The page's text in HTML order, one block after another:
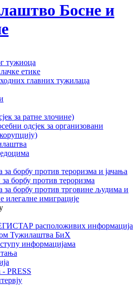
Босне и
тужиоца
етике
главних тужилаца
за ратне злочине)
одсјек за организовани
за борбу против тероризма и јачања
борбу против тероризма
за борбу против трговине људима и
илегалне имиграције
расположивих информација
Тужилаштва БиХ
информацијама
PRESS